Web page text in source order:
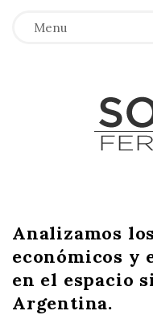
Menu
r
n
Analizamos
económicos y
en el espacio
Argentina.